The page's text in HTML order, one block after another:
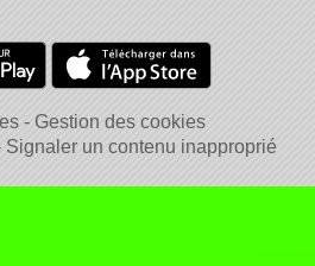
Gestion des cookies
Signaler un contenu inapproprié